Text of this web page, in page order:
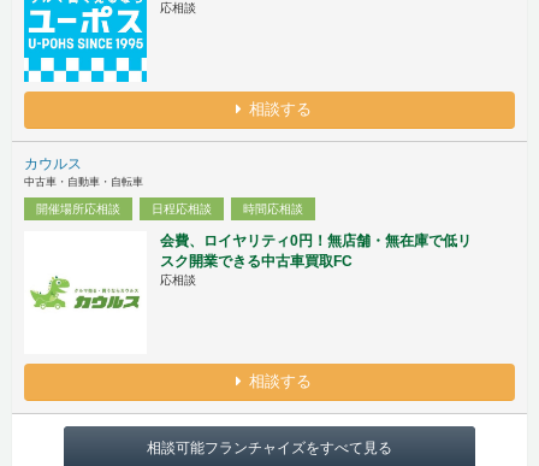
応相談
相談する
カウルス
中古車・自動車・自転車
開催場所応相談 日程応相談 時間応相談
会費、ロイヤリティ0円！無店舗・無在庫で低リ
スク開業できる中古車買取FC
応相談
相談する
相談可能フランチャイズをすべて見る